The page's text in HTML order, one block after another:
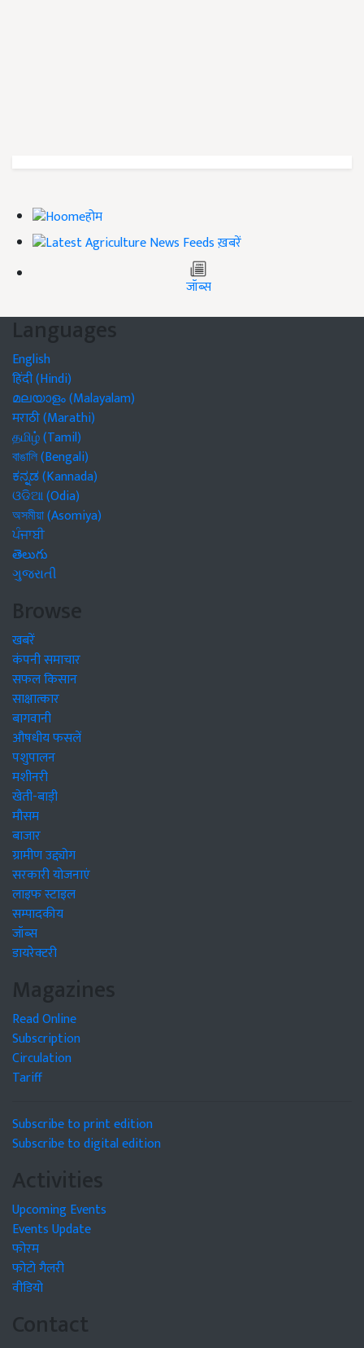
होम
ख़बरें
जॉब्स
Languages
English
हिंदी (Hindi)
മലയാളം (Malayalam)
मराठी (Marathi)
தமிழ் (Tamil)
বাঙালি (Bengali)
ಕನ್ನಡ (Kannada)
ଓଡିଆ (Odia)
অসমীয়া (Asomiya)
ਪੰਜਾਬੀ
తెలుగు
ગુજરાતી
Browse
खबरें
कंपनी समाचार
सफल किसान
साक्षात्कार
बागवानी
औषधीय फसलें
पशुपालन
मशीनरी
खेती-बाड़ी
मौसम
बाजार
ग्रामीण उद्द्योग
सरकारी योजनाएं
लाइफ स्टाइल
सम्पादकीय
जॉब्स
डायरेक्टरी
Magazines
Read Online
Subscription
Circulation
Tariff
Subscribe to print edition
Subscribe to digital edition
Activities
Upcoming Events
Events Update
फोरम
फोटो गैलरी
वीडियो
Contact